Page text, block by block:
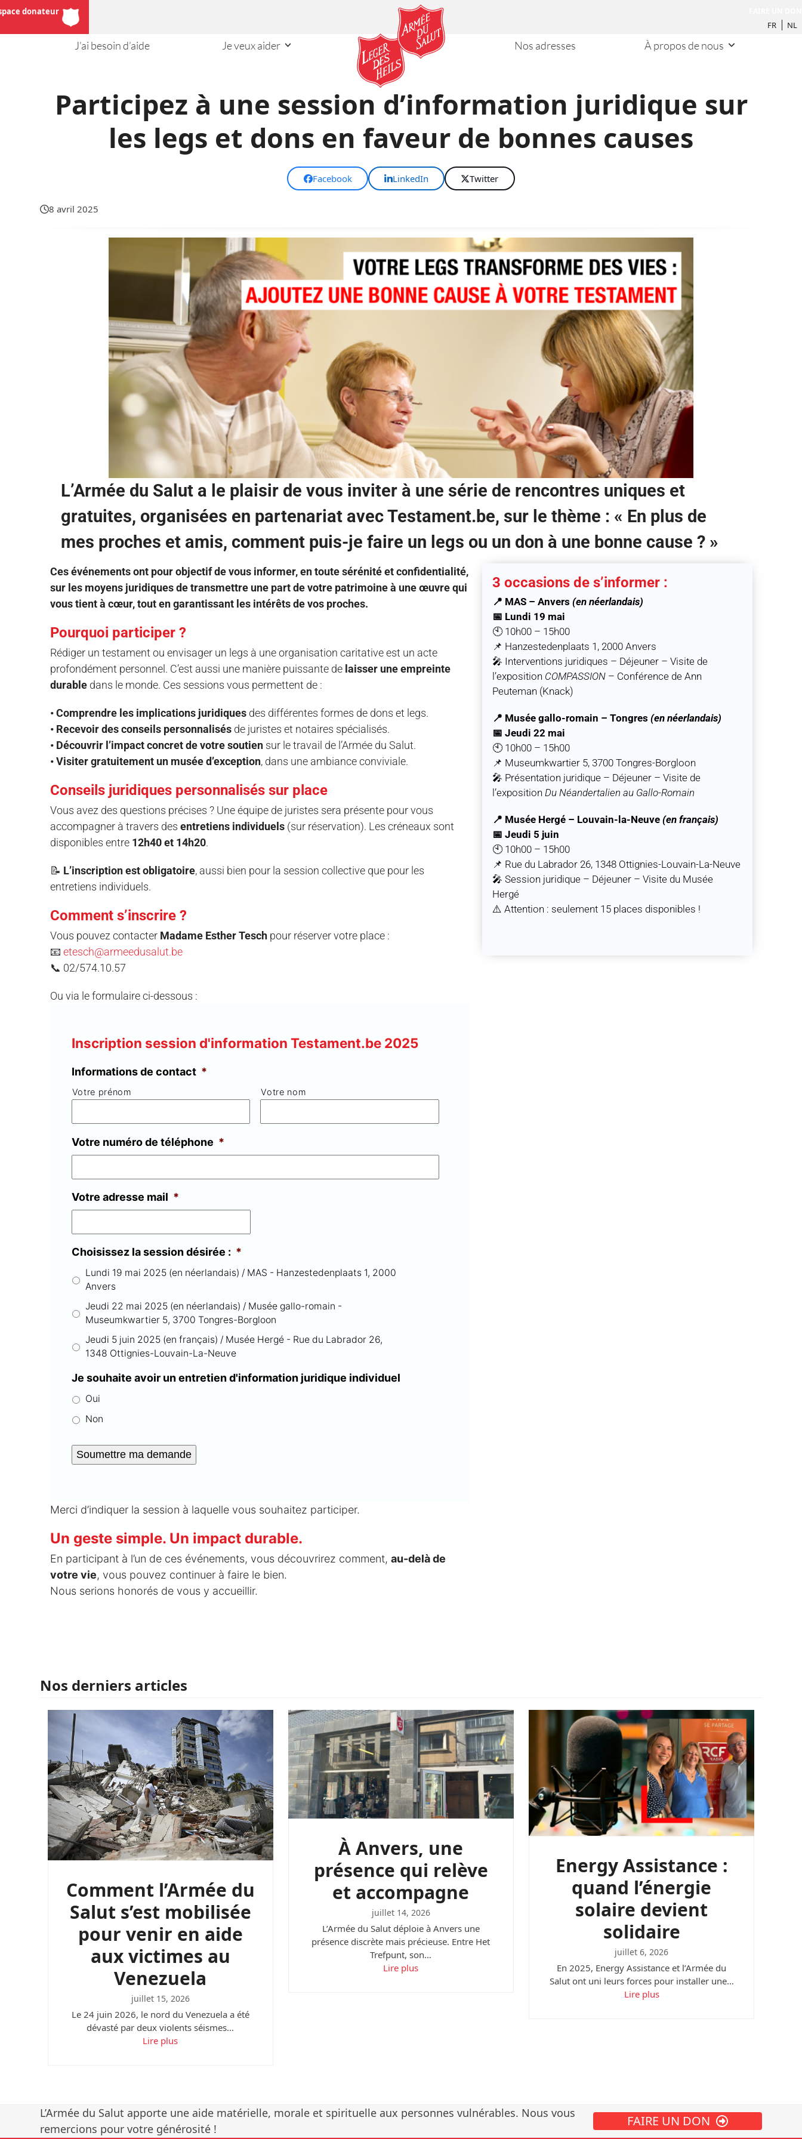
to
content
FR NL
donateur
J’ai besoin d’aide Je veux aider Nos adresses À propos de nous
Participez à une session d’information juridique sur
les legs et dons en faveur de bonnes causes
Facebook LinkedIn Twitter
8 avril 2025
L’Armée du Salut a le plaisir de vous inviter à une série de rencontres uniques et
gratuites, organisées en partenariat avec Testament.be, sur le thème : « En plus de
mes proches et amis, comment puis-je faire un legs ou un don à une bonne cause ? »
Ces événements ont pour objectif de vous informer, en toute sérénité et confidentialité,
sur les moyens juridiques de transmettre une part de votre patrimoine à une œuvre qui
vous tient à cœur, tout en garantissant les intérêts de vos proches.
Pourquoi participer ?
Rédiger un testament ou envisager un legs à une organisation caritative est un acte
profondément personnel. C’est aussi une manière puissante de laisser une empreinte
durabledans le monde. Ces sessions vous permettent de :
• Comprendre les implications juridiquesdes différentes formes de dons et legs.
• Recevoir des conseils personnalisésde juristes et notaires spécialisés.
• Découvrir l’impact concret de votre soutiensur le travail de l’Armée du Salut.
• Visiter gratuitement un musée d’exception, dans une ambiance conviviale.
Conseils juridiques personnalisés sur place
Vous avez des questions précises ? Une équipe de juristes sera présente pour vous
accompagner à travers des entretiens individuels(sur réservation). Les créneaux sont
disponibles entre 12h40 et 14h20.
📝 L’inscription est obligatoire, aussi bien pour la session collective que pour les
entretiens individuels.
Comment s’inscrire ?
Vous pouvez contacter Madame Esther Teschpour réserver votre place :
📧 etesch@armeedusalut.be
📞 02/574.10.57
Ou via le formulaire ci-dessous :
Inscription session d'information Testament.be 2025
Informations de contact *
Votre prénom Votre nom
Votre numéro de téléphone *
Votre adresse mail *
Choisissez la session désirée : *
Lundi 19 mai 2025 (en néerlandais) / MAS - Hanzestedenplaats 1, 2000
Anvers
Jeudi 22 mai 2025 (en néerlandais) / Musée gallo-romain -
Museumkwartier 5, 3700 Tongres-Borgloon
Jeudi 5 juin 2025 (en français) / Musée Hergé - Rue du Labrador 26,
1348 Ottignies-Louvain-La-Neuve
Je souhaite avoir un entretien d'information juridique individuel
Oui
Non
Soumettre ma demande
Merci d’indiquer la session à laquelle vous souhaitez participer.
Un geste simple. Un impact durable.
En participant à l’un de ces événements, vous découvrirez comment, au-delà de
votre vie, vous pouvez continuer à faire le bien.
Nous serions honorés de vous y accueillir.
3 occasions de s’informer :
📍 MAS – Anvers (en néerlandais)
📅 Lundi 19 mai
🕙 10h00 – 15h00
📌 Hanzestedenplaats 1, 2000 Anvers
🎤 Interventions juridiques – Déjeuner – Visite de
l’exposition COMPASSION– Conférence de Ann
Peuteman (Knack)
📍 Musée gallo-romain – Tongres (en néerlandais)
📅 Jeudi 22 mai
🕙 10h00 – 15h00
📌 Museumkwartier 5, 3700 Tongres-Borgloon
🎤 Présentation juridique – Déjeuner – Visite de
l’exposition Du Néandertalien au Gallo-Romain
📍 Musée Hergé – Louvain-la-Neuve (en français)
📅 Jeudi 5 juin
🕙 10h00 – 15h00
📌 Rue du Labrador 26, 1348 Ottignies-Louvain-La-Neuve
🎤 Session juridique – Déjeuner – Visite du Musée
Hergé
⚠️ Attention : seulement 15 places disponibles !
Nos derniers articles
Comment l’Armée du
Salut s’est mobilisée
pour venir en aide
aux victimes au
Venezuela
juillet 15, 2026
Le 24 juin 2026, le nord du Venezuela a été
dévasté par deux violents séismes…
Lire plus
À Anvers, une
présence qui relève
et accompagne
juillet 14, 2026
L’Armée du Salut déploie à Anvers une
présence discrète mais précieuse. Entre Het
Trefpunt, son…
Lire plus
Energy Assistance :
quand l’énergie
solaire devient
solidaire
juillet 6, 2026
En 2025, Energy Assistance et l’Armée du
Salut ont uni leurs forces pour installer une…
Lire plus
L’Armée du Salut apporte une aide matérielle, morale et spirituelle aux personnes vulnérables. Nous vous
remercions pour votre générosité !
FAIRE UN DON